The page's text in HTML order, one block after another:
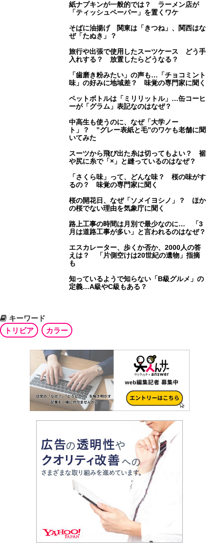
紙ナプキンが一般的では？ ラーメン店が
「ティッシュペーパー」を置くワケ
そばに油揚げ 関東は「きつね」、関西はな
ぜ「たぬき」？
旅行や出張で使用したスーツケース どう手
入れする？ 放置したらどうなる？
「歯磨き粉みたい」の声も…「チョコミント
味」の好みに地域差？ 味覚の専門家に聞く
ペットボトルは「ミリリットル」…缶コーヒ
ーが「グラム」表記なのはなぜ？
中高生も使うのに、なぜ「大学ノー
ト」？ ”グレー表紙と毛”のワケも老舗に聞
いてみた
スーツから飛び出た糸は切ってもよい？ 裾
や尻に糸で「×」と縫っているのはなぜ？
「さくら味」って、どんな味？ 桜の味がす
るの？ 味覚の専門家に聞く
桜の開花日、なぜ「ソメイヨシノ」？ ほか
の桜でない理由を気象庁に聞く
路上工事の時間は月別で最少なのに… 「3
月は道路工事が多い」と言われるのはなぜ？
エスカレーター、歩くか否か、2000人の答
えは？ 「片側空けは20世紀の遺物」指摘
も
知っているようで知らない「B級グルメ」の
定義…A級やC級もある？
キーワード
トリビア
カラー